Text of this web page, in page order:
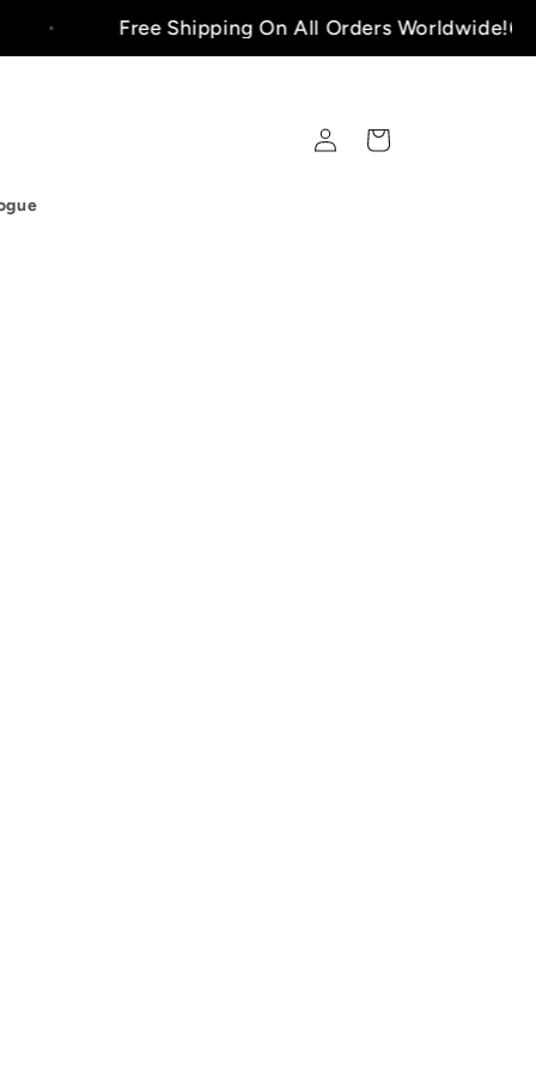
Free Shipping On All Orders Worldwide!🚚
Fazer
login
Carrinho